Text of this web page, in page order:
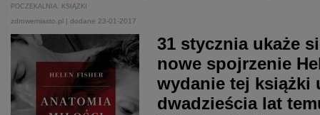
POCZEKALNIA. KSIĄZKI
zdrowemiasto.pl | dodane 23-01-2017
31 stycznia ukaże
nowe spojrzenie
wydanie tej książki
dwadzieścia lat